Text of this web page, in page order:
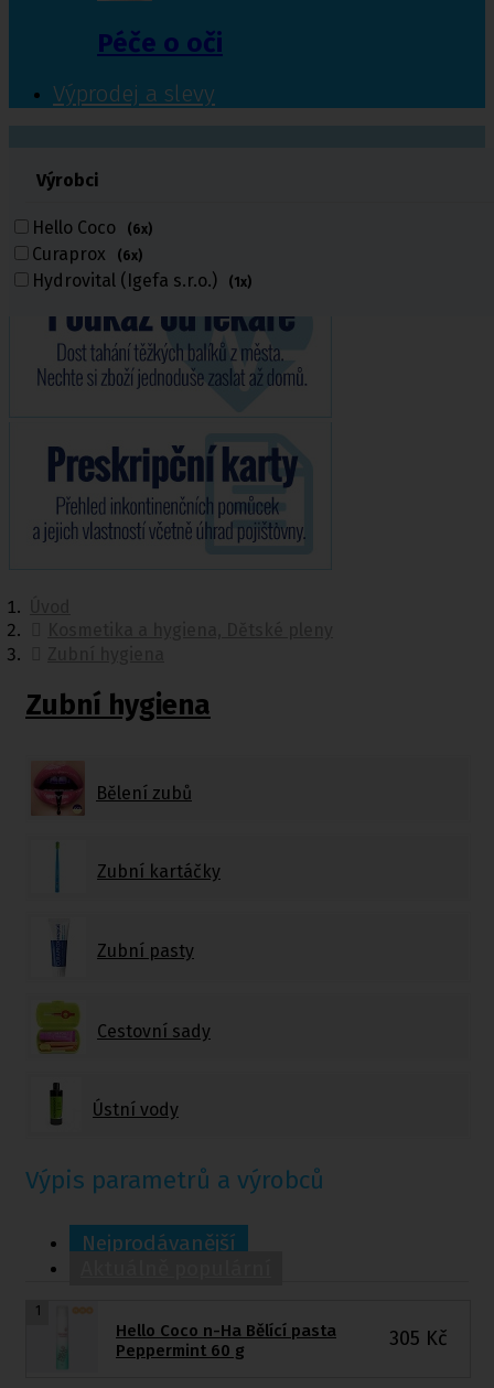
Péče o oči
Výprodej a slevy
Výrobci
Hello Coco (6x)
Curaprox (6x)
Hydrovital (Igefa s.r.o.) (1x)
volejte
Zubní hygiena
Bělení zubů
Zubní kartáčky
Zubní pasty
Cestovní sady
Ústní vody
Výpis parametrů a výrobců
Nejprodávanější
1
Hello Coco n-Ha Bělící pasta
Peppermint 60 g
305 Kč